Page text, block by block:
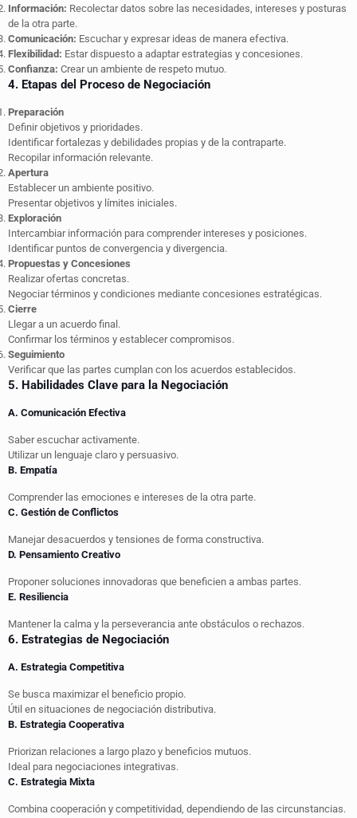
Información: Recolectar datos sobre las necesidades, intereses y posturas
de la otra parte.
Comunicación: Escuchar y expresar ideas de manera efectiva.
Flexibilidad: Estar dispuesto a adaptar estrategias y concesiones.
Confianza: Crear un ambiente de respeto mutuo.
4. Etapas del Proceso de Negociación
Preparación
Definir objetivos y prioridades.
Identificar fortalezas y debilidades propias y de la contraparte.
Recopilar información relevante.
Apertura
Establecer un ambiente positivo.
Presentar objetivos y límites iniciales.
Exploración
Intercambiar información para comprender intereses y posiciones.
Identificar puntos de convergencia y divergencia.
Propuestas y Concesiones
Realizar ofertas concretas.
Negociar términos y condiciones mediante concesiones estratégicas.
Cierre
Llegar a un acuerdo final.
Confirmar los términos y establecer compromisos.
Seguimiento
Verificar que las partes cumplan con los acuerdos establecidos.
5. Habilidades Clave para la Negociación
A. Comunicación Efectiva
Saber escuchar activamente.
Utilizar un lenguaje claro y persuasivo.
B. Empatía
Comprender las emociones e intereses de la otra parte.
C. Gestión de Conflictos
Manejar desacuerdos y tensiones de forma constructiva.
D. Pensamiento Creativo
Proponer soluciones innovadoras que beneficien a ambas partes.
E. Resiliencia
Mantener la calma y la perseverancia ante obstáculos o rechazos.
6. Estrategias de Negociación
A. Estrategia Competitiva
Se busca maximizar el beneficio propio.
Útil en situaciones de negociación distributiva.
B. Estrategia Cooperativa
Priorizan relaciones a largo plazo y beneficios mutuos.
Ideal para negociaciones integrativas.
C. Estrategia Mixta
Combina cooperación y competitividad, dependiendo de las circunstancias.